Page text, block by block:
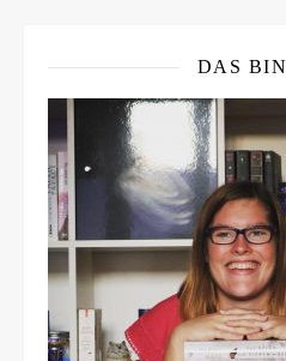
DAS